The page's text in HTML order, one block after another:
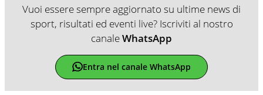
Vuoi essere sempre aggiornato su ultime news di
sport, risultati ed eventi live? Iscriviti al nostro
canaleWhatsApp
Entra nel canale WhatsApp